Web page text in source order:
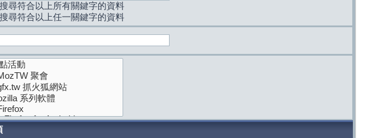
搜尋符合以上所有關鍵字的資料
搜尋符合以上任一關鍵字的資料